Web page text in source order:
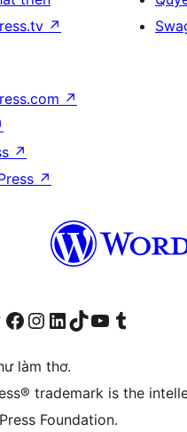
↗
↗
↗
↗
account
Threads account
Xem trang Facebook của chúng tôiTruy cập tài khoản Instagram của chúng tôiTruy cập tài khoản LinkedIn của chúng tôiVisit our TikTok account
Truy cập kênh YouTube của chúng tôi Visit our Tumblr account
làm thơ.
trademark is the
Foundation.